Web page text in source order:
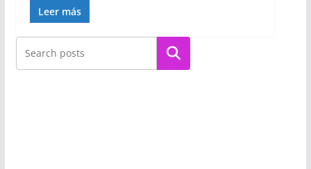
Leer más
Buscar